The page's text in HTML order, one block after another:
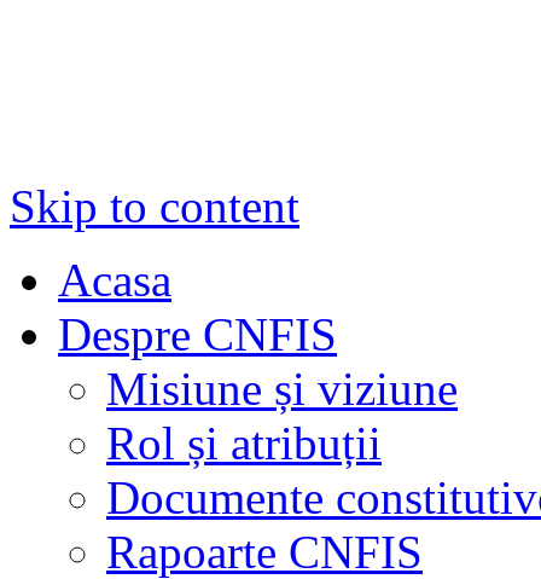
Skip to content
Acasa
Despre CNFIS
Misiune și viziune
Rol și atribuții
Documente
Rapoarte CNFIS